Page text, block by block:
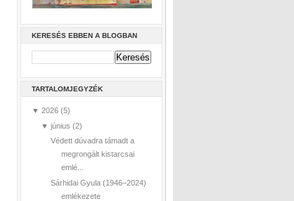
KERESÉS EBBEN A BLOGBAN
TARTALOMJEGYZÉK
▼ 2026 (5)
▼ június (2)
Védett dúvadra támadt a
megrongált kistarcsai
emlé...
Sárhidai Gyula (1946–2024)
emlékezete